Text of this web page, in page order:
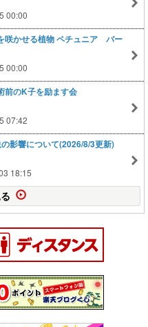
00:00
咲かせる植物 ペチュニア バー
00:00
前のK子を励ます会
07:42
影響について(2026/8/3更新)
18:15